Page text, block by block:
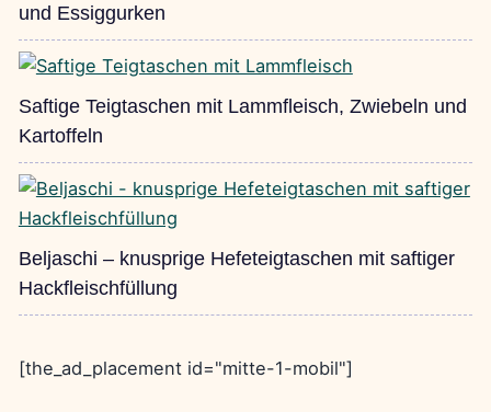
und Essiggurken
Saftige Teigtaschen mit Lammfleisch, Zwiebeln und
Kartoffeln
Beljaschi – knusprige Hefeteigtaschen mit saftiger
Hackfleischfüllung
[the_ad_placement id="mitte-1-mobil"]